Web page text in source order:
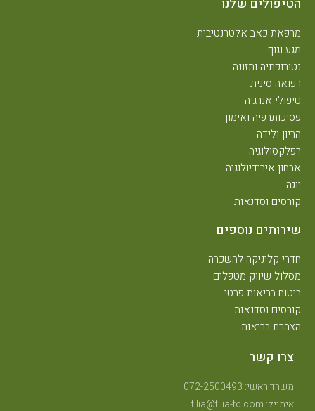
מרפאת כאב אלטרנטיבית
מגע וגוף
נטורופתיה ותזונה
רפואה סינית
טיפולי אנרגיה
פסיכותרפיה ואימון
הריון ולידה
רפלקסולוגיה
אבחון אירידיולוגיה
יוגה
קורסים וסדנאות
שירותים נוספים
חדרי קליניקה להשכרה
מסלול שיווק מטפלים
ביטוח בריאות פרטי
קורסים וסדנאות
הצהרת בריאות
צרו קשר
משרד ראשי: 072-2500493
אימייל: tilia@tilia-tc.com